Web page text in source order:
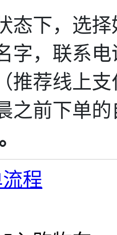
态下， 选
字，联系
推荐线上
之前下单
程